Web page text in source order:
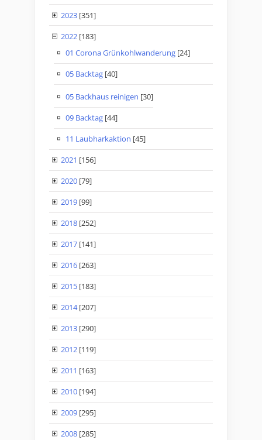
2023 [351]
2022 [183]
01 Corona Grünkohlwanderung [24]
05 Backtag [40]
05 Backhaus reinigen [30]
09 Backtag [44]
11 Laubharkaktion [45]
2021 [156]
2020 [79]
2019 [99]
2018 [252]
2017 [141]
2016 [263]
2015 [183]
2014[207]
2013 [290]
2012 [119]
2011 [163]
2010 [194]
2009 [295]
2008 [285]